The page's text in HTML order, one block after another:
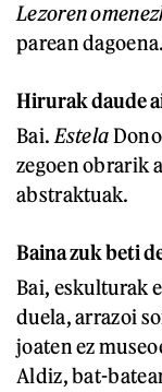
Lezoren
parean dagoena.
Hirurak daude
Bai. Estela
zegoen obrarik
abstraktuak.
Baina zuk beti
Bai, eskulturak
duela, arrazoi
joaten ez
Aldiz, bat-